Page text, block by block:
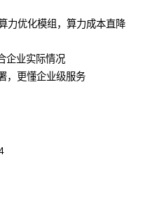
力优化模组，算力成本直降
企业实际情况
，更懂企业级服务